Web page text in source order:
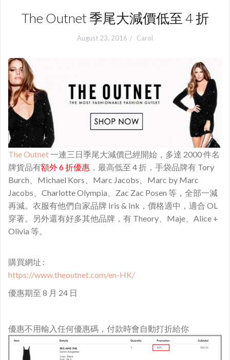
The Outnet 季尾大減價低至 4 折
August 23, 2016 Carol
The Outnet一連三日季尾大減價已經開始，多達 2000 件名
牌貨品有額外 6 折優惠 ，最高低至 4 折，手袋品牌有 Tory
Burch、Michael Kors、Marc Jacobs、Marc by Marc
Jacobs、Charlotte Olympia、Zac Zac Posen 等，全部一減
再減。衣服有他們自家品牌 Iris & Ink，價格適中，適合 OL
穿著。另外還有好多其他品牌，有 Theory、Maje、Alice +
Olivia 等。
購買網址 :
https://www.theoutnet.com/en-HK/
優惠期至 8 月 24 日
優惠不用輸入任何優惠碼，付款時會自動打折給你